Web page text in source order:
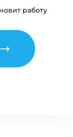
работу